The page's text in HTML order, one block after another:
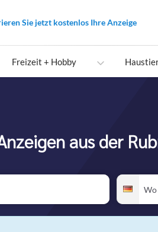
Sie jetzt kostenlos Ihre Anzeige
Freizeit + Hobby
aus der
Sie?